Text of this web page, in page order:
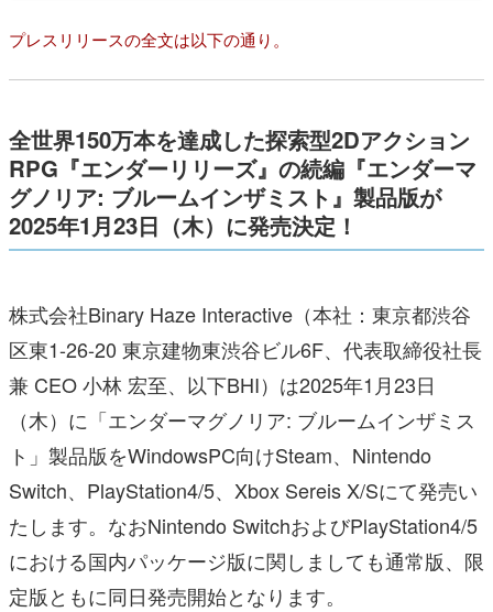
プレスリリースの全文は以下の通り。
全世界150万本を達成した探索型2Dアクション
RPG『エンダーリリーズ』の続編『エンダーマ
グノリア: ブルームインザミスト』 製品版が
2025年1月23日（木）に発売決定！
株式会社Binary Haze Interactive（本社：東京都渋谷
区東1-26-20 東京建物東渋谷ビル6F、 代表取締役社長
兼 CEO 小林 宏至、以下BHI）は2025年1月23日
（木）に「エンダーマグノリア: ブルームインザミス
ト」製品版をWindowsPC向けSteam、Nintendo
Switch、PlayStation4/5、Xbox Sereis X/Sにて発売い
たします。なおNintendo SwitchおよびPlayStation4/5
における国内パッケージ版に関しましても通常版、限
定版ともに同日発売開始となります。